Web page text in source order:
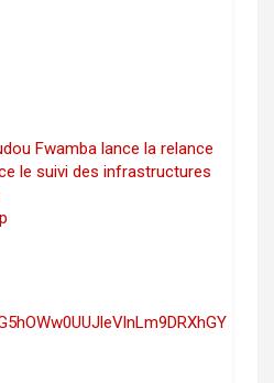
Fwamba lance la relance
le suivi des infrastructures